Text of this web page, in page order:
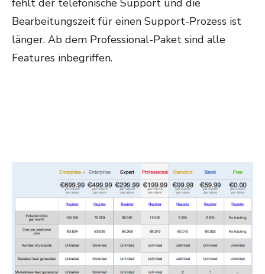
fehlt der telefonische Support und die
Bearbeitungszeit für einen Support-Prozess ist
länger. Ab dem Professional-Paket sind alle
Features inbegriffen.